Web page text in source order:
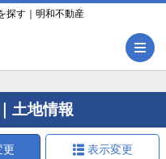
探す｜明和不動産
土地情報
更 表示変更